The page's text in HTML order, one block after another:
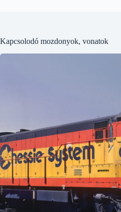
Kapcsolodó mozdonyok, vonatok